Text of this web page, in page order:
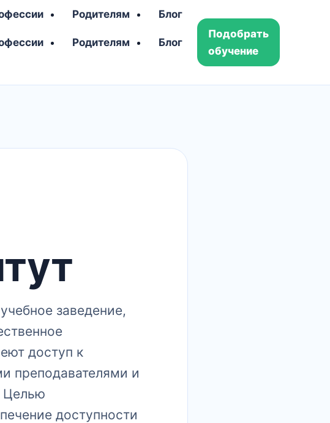
Родителям Блог
Родителям Блог
Подобрать
обучение
заведение,
доступ к
преподавателями и
Целью
доступности